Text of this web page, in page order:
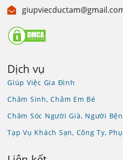
Dịch vụ
Giúp Việc Gia Đình
Chăm Sinh, Chăm Em Bé
Chăm Sóc Người Già, Người
Tạp Vụ Khách Sạn, Công Ty,